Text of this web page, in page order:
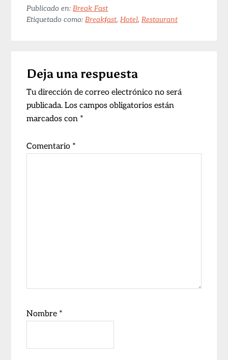
Publicado en:Break Fast
Etiquetado como:Breakfast,Hotel,Restaurant
con
los
lectores
Deja una respuesta
Tu dirección de correo electrónico no será
publicada. Los campos obligatorios están
marcados con *
Comentario *
Nombre *